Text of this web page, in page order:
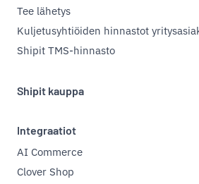
Tee lähetys
Kuljetusyhtiöiden hinnastot
Shipit TMS-hinnasto
Shipit kauppa
Integraatiot
AI Commerce
Clover Shop